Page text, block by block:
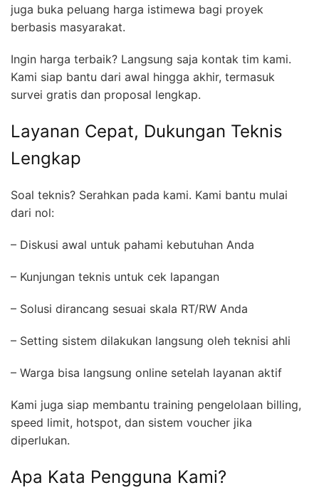
juga buka peluang harga istimewa bagi proyek
berbasis masyarakat.
Ingin harga terbaik? Langsung saja kontak tim kami.
Kami siap bantu dari awal hingga akhir, termasuk
survei gratis dan proposal lengkap.
Layanan Cepat, Dukungan Teknis
Lengkap
Soal teknis? Serahkan pada kami. Kami bantu mulai
dari nol:
– Diskusi awal untuk pahami kebutuhan Anda
– Kunjungan teknis untuk cek lapangan
– Solusi dirancang sesuai skala RT/RW Anda
– Setting sistem dilakukan langsung oleh teknisi ahli
– Warga bisa langsung online setelah layanan aktif
Kami juga siap membantu training pengelolaan billing,
speed limit, hotspot, dan sistem voucher jika
diperlukan.
Apa Kata Pengguna Kami?